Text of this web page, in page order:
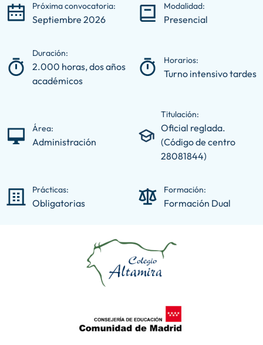
Próxima convocatoria:
Septiembre 2026
Modalidad:
Presencial
Duración:
2.000 horas, dos años
académicos
Horarios:
Turno intensivo tardes
Área:
Administración
Titulación:
Oficial reglada.
(Código de centro
28081844)
Prácticas:
Obligatorias
Formación:
Formación Dual